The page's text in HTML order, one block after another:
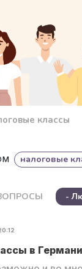
классы
налоговые
-
в